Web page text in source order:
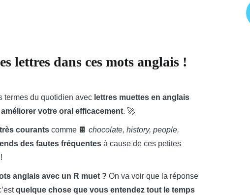
lettres dans ces mots anglais !
termes du quotidien avec lettres muettes en anglais
améliorer votre oral efficacement. 🚀
courants comme 🍫chocolate, history, people,
des fautes fréquentes à cause de ces petites
anglais avec un R muet ?On va voir que la réponse
quelque chose que vous entendez tout le temps